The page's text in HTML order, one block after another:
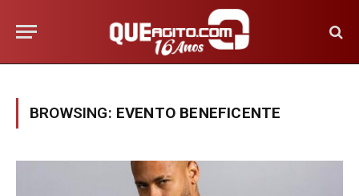
BROWSING: EVENTO BENEFICENTE